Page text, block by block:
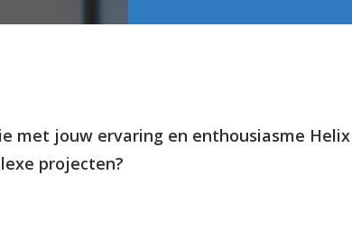
met jouw ervaring en enthousiasme
projecten?